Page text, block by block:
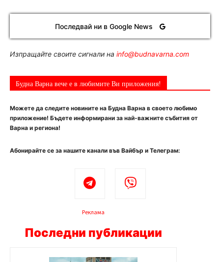
Последвай ни в Google News
Изпращайте своите сигнали на info@budnavarna.com
Будна Варна вече е в любимите Ви приложения!
Можете да следите новините на Будна Варна в своето любимо
приложение! Бъдете информирани за най-важните събития от
Варна и региона!
Абонирайте се за нашите канали във Вайбър и Телеграм:
Реклама
Последни публикации